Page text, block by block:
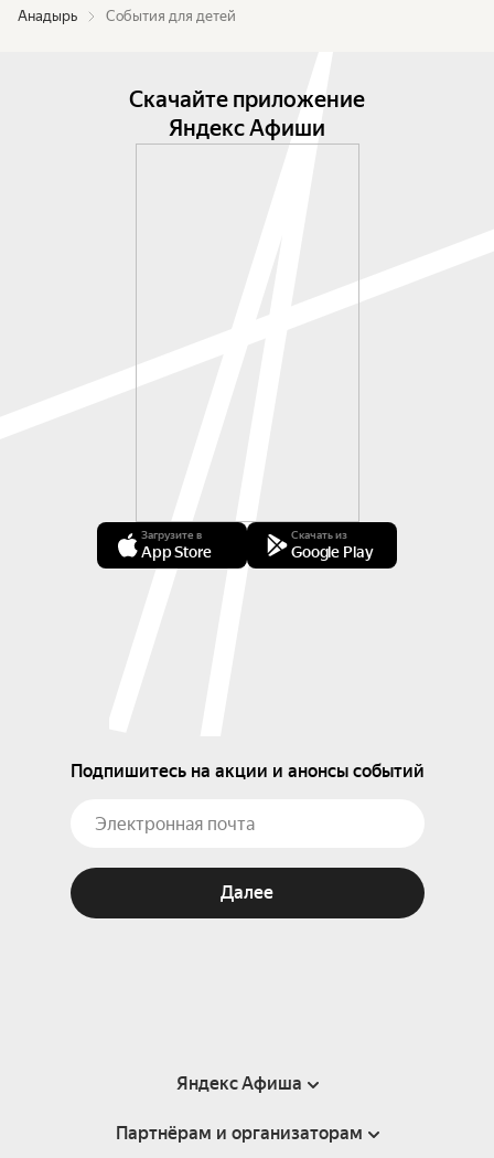
Анадырь События для детей
Скачайте приложение
Яндекс Афиши
Загрузите в
App Store
Скачать из
Google Play
Подпишитесь на акции и анонсы событий
Далее
Яндекс Афиша
Справка
Партнёрам и организаторам